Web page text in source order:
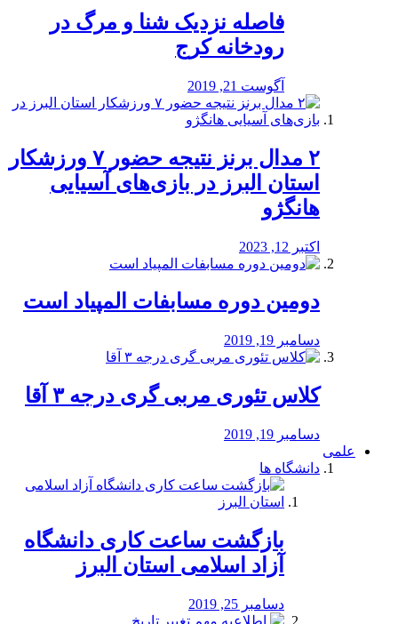
️فاصله نزدیک شنا و مرگ در
رودخانه کرج
آگوست 21, 2019
۲ مدال برنز نتیجه حضور ۷ ورزشکار
استان البرز در بازی‌های آسیایی
هانگژو
اکتبر 12, 2023
دومین دوره مسابفات المپیاد است
دسامبر 19, 2019
کلاس تئوری مربی گری درجه ۳ آقا
دسامبر 19, 2019
علمی
دانشگاه ها
بازگشت ساعت کاری دانشگاه
آزاد اسلامی استان البرز
دسامبر 25, 2019